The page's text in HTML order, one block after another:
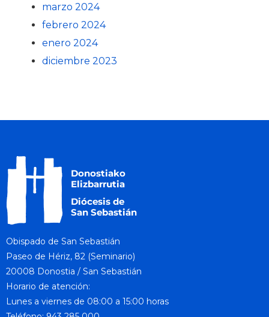
marzo 2024
febrero 2024
enero 2024
diciembre 2023
Obispado de San Sebastián
Paseo de Hériz, 82 (Seminario)
20008 Donostia / San Sebastián
Horario de atención:
Lunes a viernes de 08:00 a 15:00 horas